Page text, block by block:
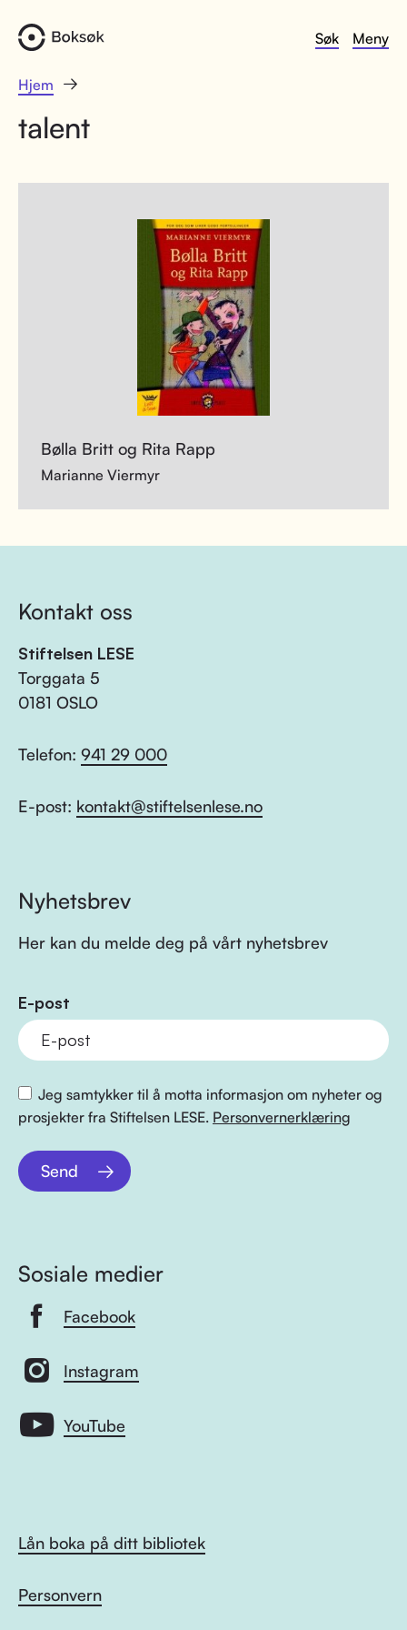
Søk Meny
Hjem
talent
Bølla Britt og Rita Rapp
Marianne Viermyr
Kontakt oss
Stiftelsen LESE
Torggata 5
0181 OSLO
Telefon: 941 29 000
E-post: kontakt@stiftelsenlese.no
Nyhetsbrev
Her kan du melde deg på vårt nyhetsbrev
E-post
Jeg samtykker til å motta informasjon om nyheter og
prosjekter fra Stiftelsen LESE. Personvernerklæring
Send
Sosiale medier
Facebook
Instagram
YouTube
Lån boka på ditt bibliotek
Personvern